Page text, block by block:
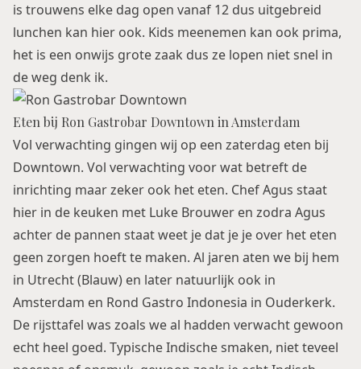
is trouwens elke dag open vanaf 12 dus uitgebreid
lunchen kan hier ook. Kids meenemen kan ook prima,
het is een onwijs grote zaak dus ze lopen niet snel in
de weg denk ik.
Eten bij Ron Gastrobar Downtown in Amsterdam
Vol verwachting gingen wij op een zaterdag eten bij
Downtown. Vol verwachting voor wat betreft de
inrichting maar zeker ook het eten. Chef Agus staat
hier in de keuken met Luke Brouwer en zodra Agus
achter de pannen staat weet je dat je je over het eten
geen zorgen hoeft te maken. Al jaren aten we bij hem
in Utrecht (Blauw) en later natuurlijk ook in
Amsterdam en Rond Gastro Indonesia in Ouderkerk.
De rijsttafel was zoals we al hadden verwacht gewoon
echt heel goed. Typische Indische smaken, niet teveel